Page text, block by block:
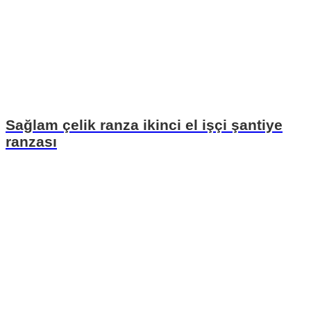
Sağlam çelik ranza ikinci el işçi şantiye
ranzası